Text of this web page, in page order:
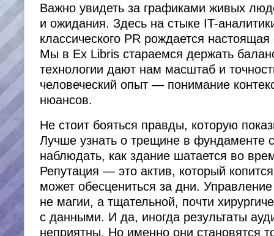
Важно увидеть за графиками живых
и ожидания. Здесь на стыке IT-
классического PR рождается настоящая
Мы в Ex Libris стараемся держать
технологии дают нам масштаб и
человеческий опыт — понимание
нюансов.
Не стоит бояться правды, которую
Лучше узнать о трещине в фундаменте
наблюдать, как здание шатается во
Репутация — это актив, который
может обесцениться за дни.
не магии, а тщательной, почти
с данными. И да, иногда результаты
неприятны. Но именно они становятся